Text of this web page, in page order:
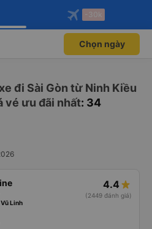
ngay!
viên độc
Mở app
đặt vé máy bay qua
Mở app
-30k
Chọn ngày
đi Sài Gòn từ Ninh Kiều
vé ưu đãi nhất: 34
4.4
(2449 đánh giá)
Linh